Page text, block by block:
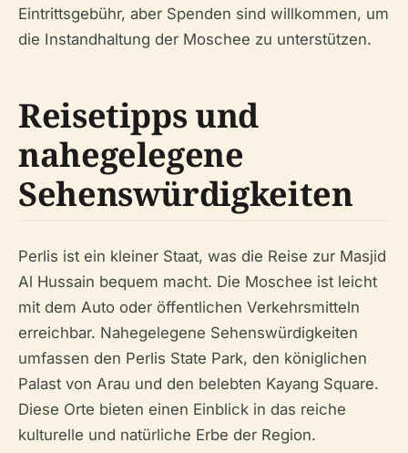
Eintrittsgebühr, aber Spenden sind willkommen, um
die Instandhaltung der Moschee zu unterstützen.
Reisetipps und
nahegelegene
Sehenswürdigkeiten
Perlis ist ein kleiner Staat, was die Reise zur Masjid
Al Hussain bequem macht. Die Moschee ist leicht
mit dem Auto oder öffentlichen Verkehrsmitteln
erreichbar. Nahegelegene Sehenswürdigkeiten
umfassen den Perlis State Park, den königlichen
Palast von Arau und den belebten Kayang Square.
Diese Orte bieten einen Einblick in das reiche
kulturelle und natürliche Erbe der Region.